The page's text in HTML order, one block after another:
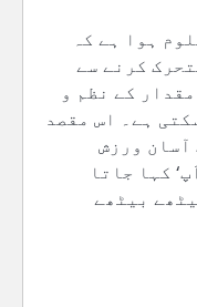
ہوا ہے کہ
کرنے سے
کے نظم و
ہے۔ اس مقصد
آسان ورزش
کہا جاتا
بیٹھے